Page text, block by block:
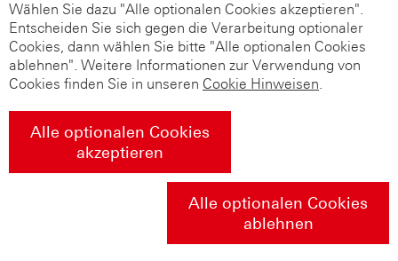
Wählen Sie dazu "Alle optionalen Cookies akzeptieren".
Entscheiden Sie sich gegen die Verarbeitung optionaler
Cookies, dann wählen Sie bitte "Alle optionalen Cookies
ablehnen". Weitere Informationen zur Verwendung von
Cookies finden Sie in unseren Cookie Hinweisen.
Alle optionalen Cookies
akzeptieren
Alle optionalen Cookies
ablehnen